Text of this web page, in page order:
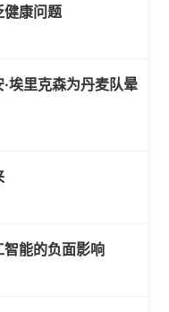
健康问题
埃里克森为丹麦队晕
能的负面影响